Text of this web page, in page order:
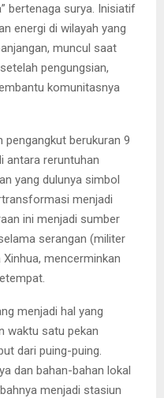
bertenaga surya. Inisiatif
energi di wilayah yang
muncul saat
pengungsian,
komunitasnya
pengangkut berukuran 9
antara reruntuhan
yang dulunya simbol
menjadi
ini menjadi sumber
serangan (militer
Xinhua, mencerminkan
menjadi hal yang
waktu satu pekan
dari puing-puing.
dan bahan-bahan lokal
menjadi stasiun